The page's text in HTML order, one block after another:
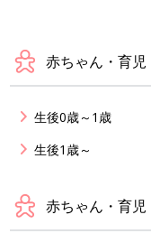
赤ちゃん・育児
生後0歳～1歳
生後1歳～
赤ちゃん・育児